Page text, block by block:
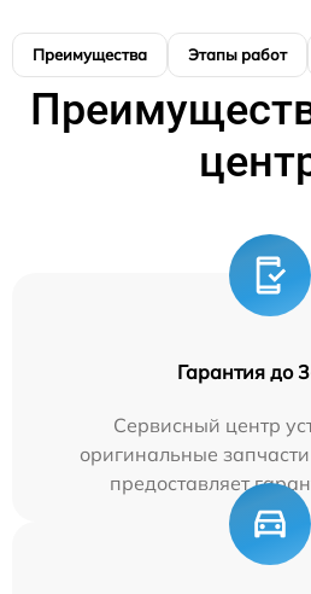
Преимущества Этапы работ
Гарантия до
Сервисный центр
оригинальные
предоставляет